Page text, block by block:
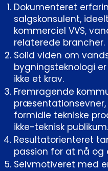
Dokumenteret
salgskonsulent,
kommerciel VVS,
relaterede brancher.
Solid viden om
bygningsteknologi
ikke et krav.
Fremragende
formidle tekniske
ikke-teknisk publikum.
Resultatorienteret
passion for at nå og
Selvmotiveret med